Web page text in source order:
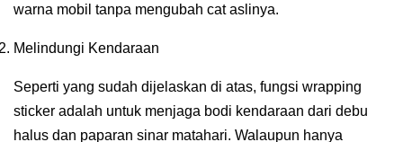
warna mobil tanpa mengubah cat aslinya.
Melindungi Kendaraan
Seperti yang sudah dijelaskan di atas, fungsi wrapping
sticker adalah untuk menjaga bodi kendaraan dari debu
halus dan paparan sinar matahari. Walaupun hanya